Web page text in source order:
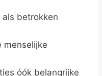
betrokken
menselijke
óók belangrijke